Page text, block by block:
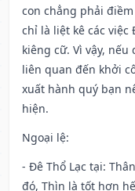
con chẳng phải
chỉ là liệt kê các việc
kiêng cữ. Vì vậy,
liên quan đến khởi
xuất hành quý bạn
hiện.
Ngoại lệ:
- Đê Thổ Lạc tại:
đó, Thìn là tốt hơn